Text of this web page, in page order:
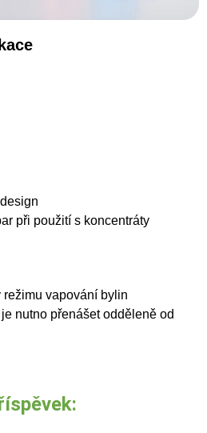
při použití s koncentráty
režimu vapování bylin
nutno přenášet odděleně od